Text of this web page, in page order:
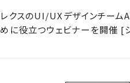
クスのUI/UXデザインチーム
に役立つウェビナーを開催 [